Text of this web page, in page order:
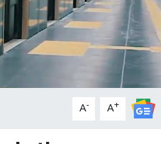
A- A+